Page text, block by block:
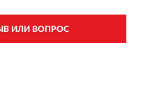
ИЛИ ВОПРОС